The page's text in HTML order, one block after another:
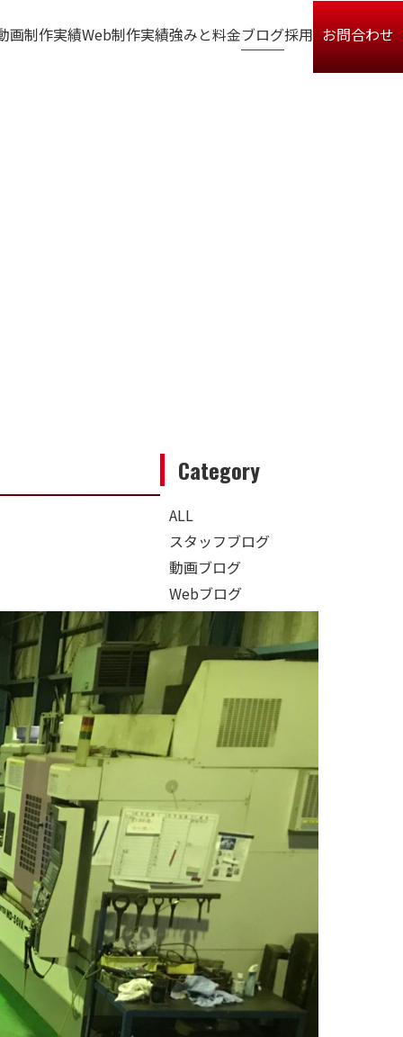
画制作実績Web制作実績強みと料金ブログ採用 お問合わせ
Category
ALL
スタッフブログ
動画ブログ
Webブログ
採用ブログ
NPO-就労支援
動画・デザイン講座
補助金・助成金
採用支援情報
地域
特集
Archives
2026年8月
2026年7月
2026年6月
2026年5月
2026年4月
2026年3月